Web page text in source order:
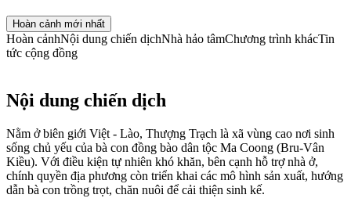
Hoàn cảnh mới nhất
Hoàn cảnhNội dung chiến dịchNhà hảo tâmChương trình khácTin
tức cộng đồng
Nội dung chiến dịch
Nằm ở biên giới Việt - Lào, Thượng Trạch là xã vùng cao nơi sinh
sống chủ yếu của bà con đồng bào dân tộc Ma Coong (Bru-Vân
Kiều). Với điều kiện tự nhiên khó khăn, bên cạnh hỗ trợ nhà ở,
chính quyền địa phương còn triển khai các mô hình sản xuất, hướng
dẫn bà con trồng trọt, chăn nuôi để cải thiện sinh kế.